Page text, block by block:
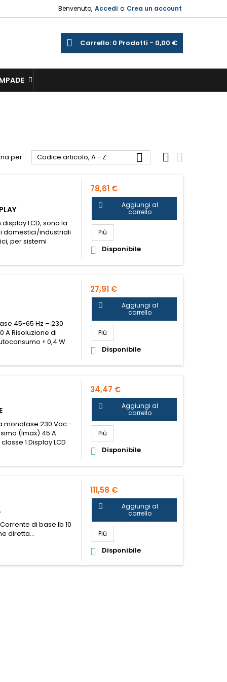
Benvenuto, Accedi o Crea un account
Carrello 0 Prodotti - 0,00 €
per: Codice articolo, A - Z   
LCD, sono la
domestici/industriali
per sistemi
78,61 €

Aggiungi al
carrello
Più
 Disponibile
45-65 Hz – 230
A Risoluzione di
< 0,4 W
27,91 €

Aggiungi al
carrello
Più
 Disponibile
monofase 230 Vac -
(Imax) 45 A
1 Display LCD
34,47 €

Aggiungi al
carrello
Più
 Disponibile
di base Ib 10
diretta...
111,58 €

Aggiungi al
carrello
Più
 Disponibile